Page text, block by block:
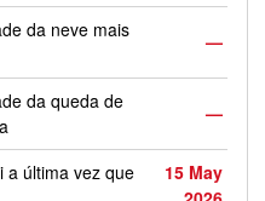
da neve mais
—
da queda de
—
a última vez que
15 May